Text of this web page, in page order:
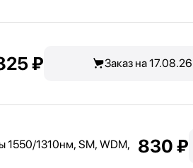
₽ Заказ на 17.08.26
1550/1310нм, SM, WDM,
830 ₽